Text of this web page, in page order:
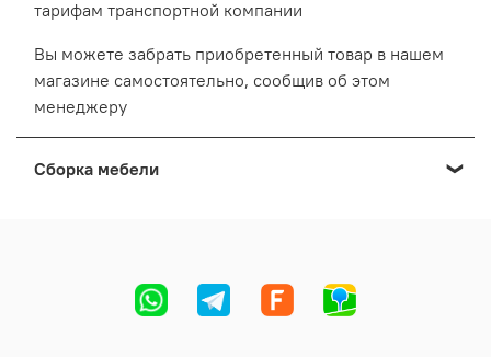
тарифам транспортной компании
Вы можете забрать приобретенный товар в нашем
магазине самостоятельно, сообщив об этом
менеджеру
Сборка мебели
Cтоимость сборки формируется в зависимости от
адреса, вида и количества мебели.